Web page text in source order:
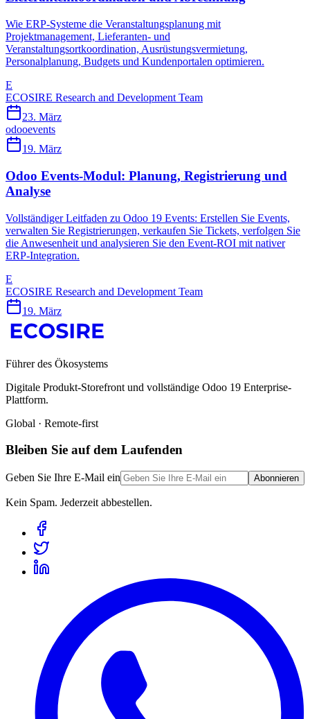
Wie ERP-Systeme die Veranstaltungsplanung mit
Projektmanagement, Lieferanten- und
Veranstaltungsortkoordination, Ausrüstungsvermietung,
Personalplanung, Budgets und Kundenportalen optimieren.
E
ECOSIRE Research and Development Team
23. März
odooevents
19. März
Odoo Events-Modul: Planung, Registrierung und
Analyse
Vollständiger Leitfaden zu Odoo 19 Events: Erstellen Sie Events,
verwalten Sie Registrierungen, verkaufen Sie Tickets, verfolgen Sie
die Anwesenheit und analysieren Sie den Event-ROI mit nativer
ERP-Integration.
E
ECOSIRE Research and Development Team
19. März
Führer des Ökosystems
Digitale Produkt-Storefront und vollständige Odoo 19 Enterprise-
Plattform.
Global · Remote-first
Bleiben Sie auf dem Laufenden
Geben Sie Ihre E-Mail ein Abonnieren
Kein Spam. Jederzeit abbestellen.